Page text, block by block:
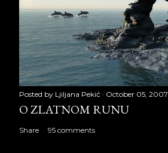
Posted by Ljiljana Pekić October 05, 2007
O ZLATNOM RUNU
Share 95 comments